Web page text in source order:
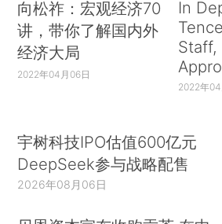
向松祚：宏观经济70
讲，带你了解国内外
经济大局
2022年04月06日
In
Staff,
2022年04
宇树科技IPO估值600亿元
DeepSeek参与战略配售
2026年08月06日